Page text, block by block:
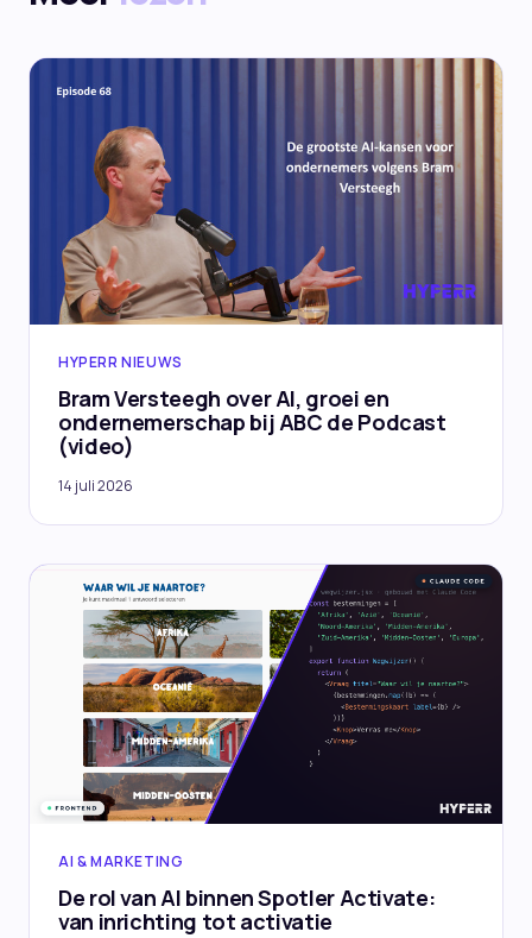
HYPERR NIEUWS
Bram Versteegh over AI, groei en
ondernemerschap bij ABC de Podcast
(video)
14 juli 2026
AI & MARKETING
De rol van AI binnen Spotler Activate:
van inrichting tot activatie